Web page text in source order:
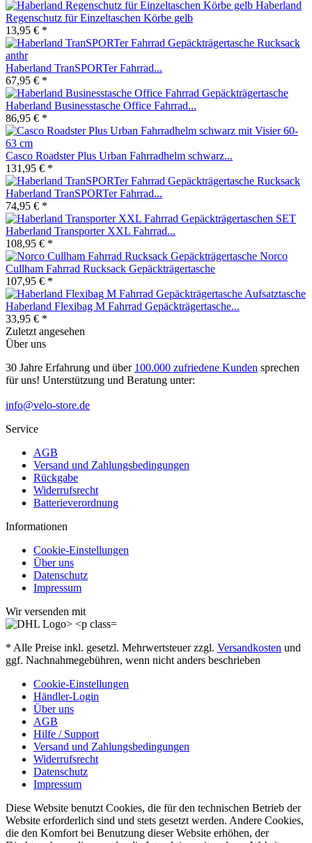
Haberland
Regenschutz für Einzeltaschen Körbe gelb
13,95 € *
Haberland TranSPORTer Fahrrad...
67,95 € *
Haberland Businesstasche Office Fahrrad...
86,95 € *
Casco Roadster Plus Urban Fahrradhelm schwarz...
131,95 € *
Haberland TranSPORTer Fahrrad...
74,95 € *
Haberland Transporter XXL Fahrrad...
108,95 € *
Norco
Cullham Fahrrad Rucksack Gepäckträgertasche
107,95 € *
Haberland Flexibag M Fahrrad Gepäckträgertasche...
33,95 € *
Zuletzt angesehen
Über uns
30 Jahre Erfahrung und über 100.000 zufriedene Kunden sprechen
für uns! Unterstützung und Beratung unter:
info@velo-store.de
Service
AGB
Versand und Zahlungsbedingungen
Rückgabe
Widerrufsrecht
Batterieverordnung
Informationen
Cookie-Einstellungen
Über uns
Datenschutz
Impressum
Wir versenden mit
* Alle Preise inkl. gesetzl. Mehrwertsteuer zzgl. Versandkosten und
ggf. Nachnahmegebühren, wenn nicht anders beschrieben
Cookie-Einstellungen
Händler-Login
Über uns
AGB
Hilfe / Support
Versand und Zahlungsbedingungen
Widerrufsrecht
Datenschutz
Impressum
Diese Website benutzt Cookies, die für den technischen Betrieb der
Website erforderlich sind und stets gesetzt werden. Andere Cookies,
die den Komfort bei Benutzung dieser Website erhöhen, der